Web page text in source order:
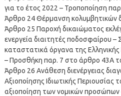
για το έτος 2022 – Τροποποίηση
Άρθρο 24 Θέρμανση κολυμβητικών
Άρθρο 25 Παροχή δικαιώματος
ενεργεία διαιτητές ποδοσφαίρου
καταστατικά όργανα της
– Προσθήκη παρ. 7 στο άρθρο 43Α
Άρθρο 26 Ανάθεση διενέργειας
Αξιοποίησης Ιδιωτικής Περιουσίας
αξιοποίηση των νομικών προσώπων